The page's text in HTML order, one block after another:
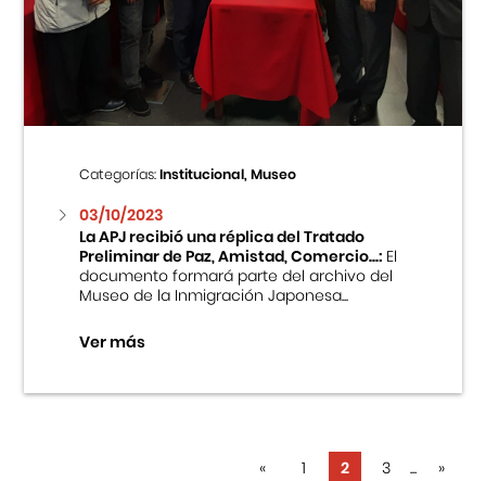
Categorías:Institucional, Museo
03/10/2023
La APJ recibió una réplica del Tratado
Preliminar de Paz, Amistad, Comercio...:El
documento formará parte del archivo del
Museo de la Inmigración Japonesa...
Ver más
« 1 2 3 ... »